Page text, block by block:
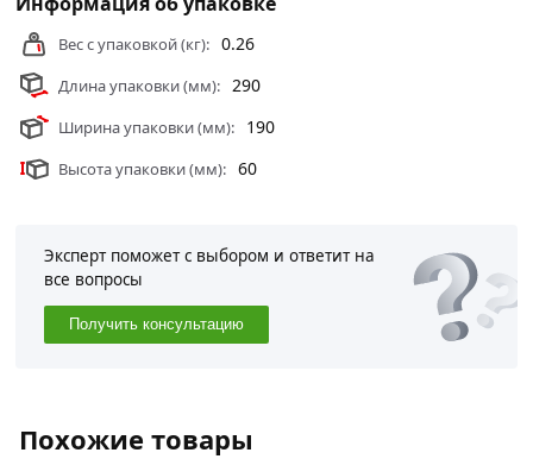
Вес с упаковкой (кг): 0.26
Длина упаковки (мм): 290
Ширина упаковки (мм): 190
Высота упаковки (мм): 60
Эксперт поможет с выбором и ответит на
все вопросы
Получить консультацию
Похожие товары